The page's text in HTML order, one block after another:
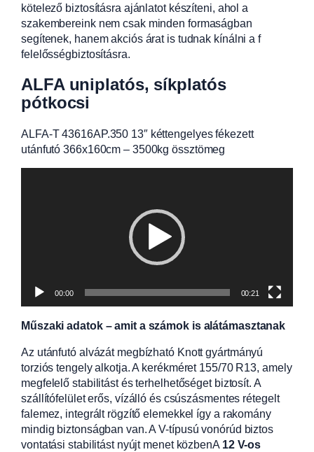
kötelező biztosításra ajánlatot készíteni, ahol a
szakembereink nem csak minden formaságban
segítenek, hanem akciós árat is tudnak kínálni a f
felelősségbiztosításra.
ALFA uniplatós, síkplatós
pótkocsi
ALFA-T 43616AP.350 13″ kéttengelyes fékezett
utánfutó 366x160cm – 3500kg össztömeg
00:00 00:21
Műszaki adatok – amit a számok is alátámasztanak
Az utánfutó alvázát megbízható Knott gyártmányú
torziós tengely alkotja. A kerékméret 155/70 R13, amely
megfelelő stabilitást és terhelhetőséget biztosít. A
szállítófelület erős, vízálló és csúszásmentes rétegelt
falemez, integrált rögzítő elemekkel így a rakomány
mindig biztonságban van. A V-típusú vonórúd biztos
vontatási stabilitást nyújt menet közbenA 12 V-os